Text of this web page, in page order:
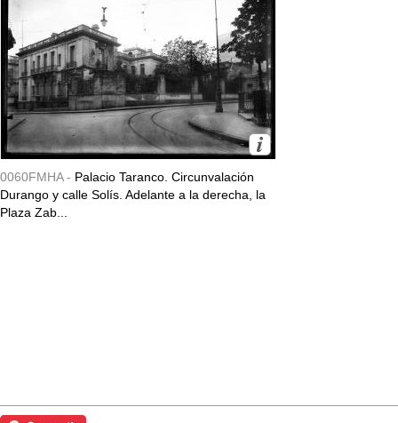
0060FMHA - Palacio Taranco. Circunvalación
Durango y calle Solís. Adelante a la derecha, la
Plaza Zab...